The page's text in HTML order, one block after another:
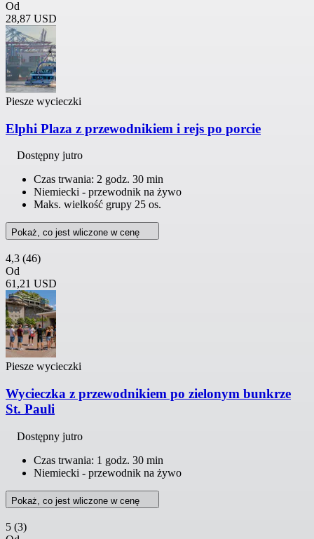
Od
28,87 USD
Piesze wycieczki
Elphi Plaza z przewodnikiem i rejs po porcie
Dostępny jutro
Czas trwania: 2 godz. 30 min
Niemiecki - przewodnik na żywo
Maks. wielkość grupy 25 os.
Pokaż, co jest wliczone w cenę
4,3 (46)
Od
61,21 USD
Piesze wycieczki
Wycieczka z przewodnikiem po zielonym bunkrze
St. Pauli
Dostępny jutro
Czas trwania: 1 godz. 30 min
Niemiecki - przewodnik na żywo
Pokaż, co jest wliczone w cenę
5 (3)